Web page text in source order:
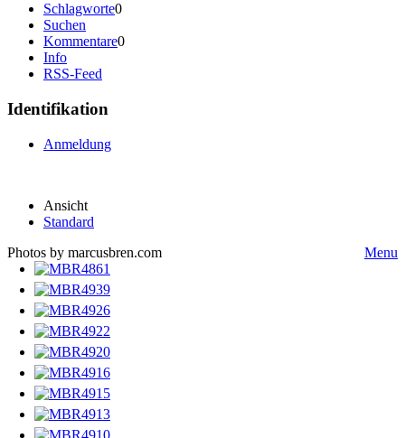
Schlagworte0
Suchen
Kommentare0
Info
RSS-Feed
Identifikation
Anmeldung
Ansicht
Standard
Photos by marcusbren.com
Menu